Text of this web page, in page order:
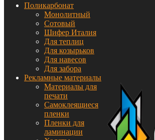
Поликарбонат
Монолитный
Сотовый
Шифер Италия
Для теплиц
Для козырьков
Для навесов
Для забора
Рекламные материалы
Материалы для
печати
Самоклеящиеся
пленки
Пленки для
ламинации